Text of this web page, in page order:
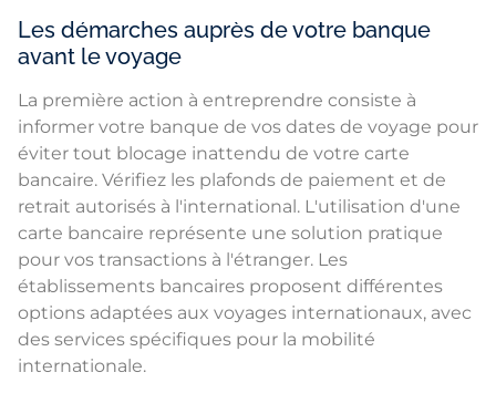
Les démarches auprès de votre banque
avant le voyage
La première action à entreprendre consiste à
informer votre banque de vos dates de voyage pour
éviter tout blocage inattendu de votre carte
bancaire. Vérifiez les plafonds de paiement et de
retrait autorisés à l'international. L'utilisation d'une
carte bancaire représente une solution pratique
pour vos transactions à l'étranger. Les
établissements bancaires proposent différentes
options adaptées aux voyages internationaux, avec
des services spécifiques pour la mobilité
internationale.